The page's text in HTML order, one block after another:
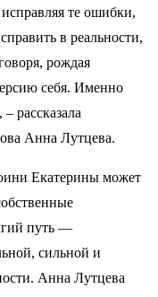
те ошибки,
в реальности,
рождая
себя. Именно
рассказала
Анна Лутцева.
Екатерины может
путь —
сильной и
Анна Лутцева